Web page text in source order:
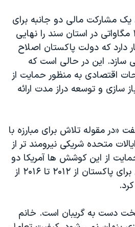
یک مشارکت مالی دو جانبه برای
تکمیل نیروگاه بادی ۱۵۰ مگاواتی در استان سند را نهایی
دارد که دولت پاکستان اصلاح
سازد. این در حالی است که
اقتصادی به منظور حمایت از
سازی و توسعه دراز مدت ارائه
«در مقوله تلاش برای مبارزه با
متحده شریکی نیرومند تر از
از این کوشش ها آمریکا دو
میلیارد دلار کمک نظامی برای پاکستان از ۲۰۱۲ تا ۲۰۱۶ از
دست به گریبان است. خانم